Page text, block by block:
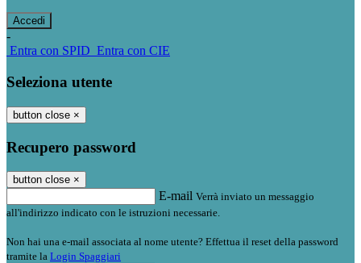
-
Entra con SPID Entra con CIE
Seleziona utente
button close ×
Recupero password
button close ×
E-mail Verrà inviato un messaggio
all'indirizzo indicato con le istruzioni necessarie.
Non hai una e-mail associata al nome utente? Effettua il reset della password
tramite la Login Spaggiari